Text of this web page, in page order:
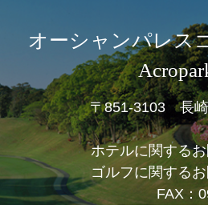
オーシャンパレス
〒851-3103 長
ホテルに関する
ゴルフに関する
FAX：